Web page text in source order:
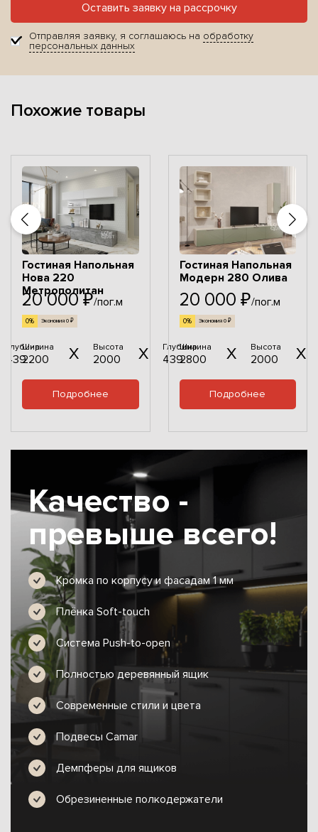
Оставить заявку на рассрочку
Отправляя заявку, я соглашаюсь на обработку
персональных данных
Похожие товары
Глубина
439
Гостиная Напольная
Нова 220
Метрополитан
20 000 ₽/пог.м
0% Экономия 0 ₽
Ширина
2200
Высота
2000
Глубина
439
Подробнее
Гостиная Напольная
Модерн 280 Олива
20 000 ₽/пог.м
0% Экономия 0 ₽
Ширина
2800
Высота
2000
Подробнее
Качество -
превыше всего!
Кромка по корпусу и фасадам 1 мм
Плёнка Soft-touch
Система Push-to-open
Полностью деревянный ящик
Современные стили и цвета
Подвесы Camar
Демпферы для ящиков
Обрезиненные полкодержатели